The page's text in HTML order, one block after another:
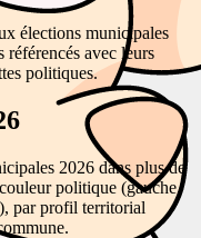
élections municipales
référencés avec leurs
politiques.
2026 dans plus de
politique (gauche,
par profil territorial